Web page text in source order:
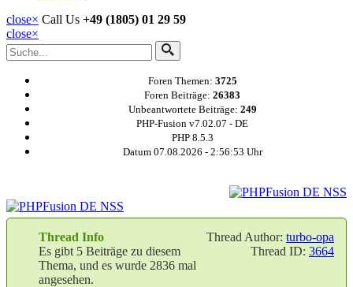
close× Call Us +49 (1805) 01 29 59
close×
Foren Themen: 3725
Foren Beiträge: 26383
Unbeantwortete Beiträge: 249
PHP-Fusion v7.02.07 - DE
PHP 8.5.3
Datum 07.08.2026 - 2:56:53 Uhr
Thread Author: turbo-opa
Thread ID: 3664
Thread Info
Es gibt 5 Beiträge zu diesem
Thema, und es wurde 2836 mal
angesehen.